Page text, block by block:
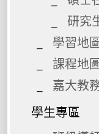
研究
學習地
課程地
嘉大教
學生專區